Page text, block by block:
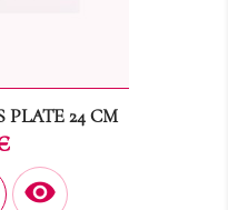
PLATE 24 CM
